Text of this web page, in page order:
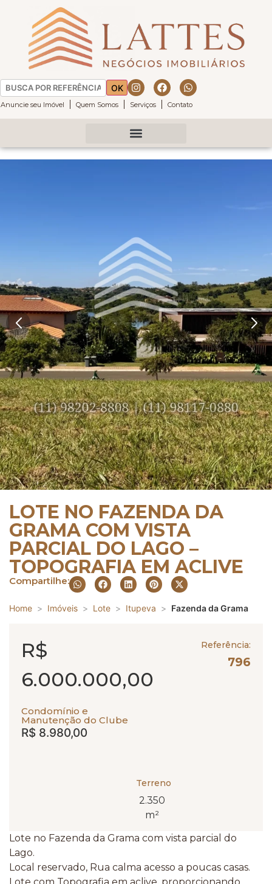
OK
Anuncie seu Imóvel Quem Somos Serviços Contato
LOTE NO FAZENDA DA
GRAMA COM VISTA
PARCIAL DO LAGO –
TOPOGRAFIA EM ACLIVE
Compartilhe:
Home Imóveis Lote Itupeva Fazenda da Grama
R$
6.000.000,00
Condomínio e
Manutenção do Clube
R$ 8.980,00
Referência:
796
Terreno
2.350
m²
Lote no Fazenda da Grama com vista parcial do
Lago.
Local reservado, Rua calma acesso a poucas casas.